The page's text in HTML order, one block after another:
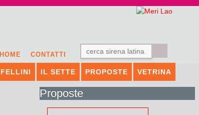
HOME CONTATTI
FELLINI IL SETTE PROPOSTE VETRINA
Proposte